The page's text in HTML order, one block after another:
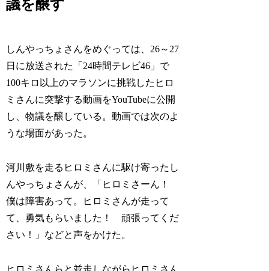
議を醸す
しんやっちょさんをめぐっては、26～27
日に放送された「24時間テレビ46」で
100キロ以上のマラソンに挑戦したヒロ
ミさんに突撃する動画をYouTubeに公開
し、物議を醸している。動画では次のよ
うな場面があった。
河川敷を走るヒロミさんに駆け寄ったし
んやっちょさんが、「ヒロミさーん！
僕は障害あって。ヒロミさんが走って
て、勇気もらいました！ 頑張ってくだ
さい！」などと声をかけた。
ヒロミさんらと並走しながらヒロミさん